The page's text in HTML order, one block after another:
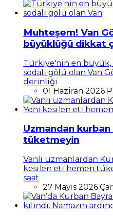
Muhteşem! Van
büyüklüğü dikkat
Türkiye'nin en büyük,
sodalı gölü olan Van
derinliği
01 Haziran 2026
Uzmandan kurban
tüketmeyin
Vanlı uzmanlardan
kesilen eti hemen
saat
27 Mayıs 2026